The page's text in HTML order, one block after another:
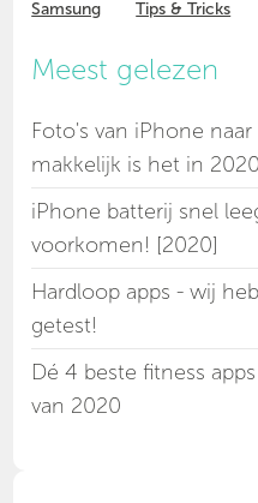
Samsung
Tips & Tricks
Meest gelezen
Foto's van iPhone
makkelijk is het in
iPhone batterij snel
voorkomen! [2020]
Hardloop apps - wij
getest!
Dé 4 beste fitness
van 2020